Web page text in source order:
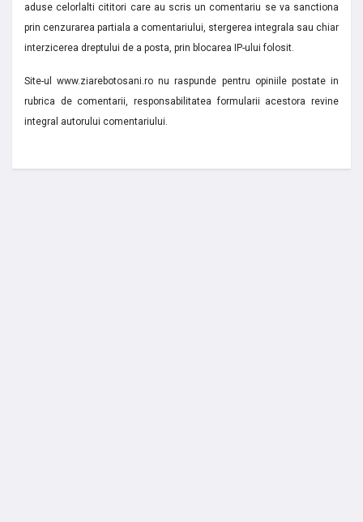
aduse celorlalti cititori care au scris un comentariu se va sanctiona
prin cenzurarea partiala a comentariului, stergerea integrala sau chiar
interzicerea dreptului de a posta, prin blocarea IP-ului folosit.
Site-ul www.ziarebotosani.ro nu raspunde pentru opiniile postate in
rubrica de comentarii, responsabilitatea formularii acestora revine
integral autorului comentariului.